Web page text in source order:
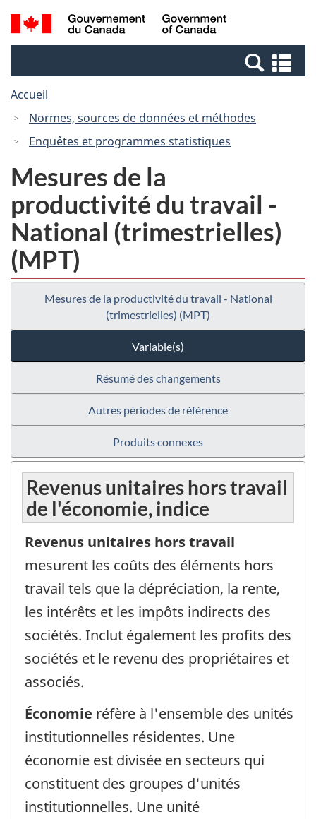
Passer
au
Passer
à
Canada
Recherche
et
et
Accueil
Normes, sources de données et méthodes
Enquêtes et programmes statistiques
Mesures de la
productivité du travail -
National (trimestrielles)
(MPT)
Mesures de la productivité du travail - National
(trimestrielles) (MPT)
Variable(s)
Résumé des changements
Autres périodes de référence
Produits connexes
Revenus unitaires hors travail
de l'économie, indice
Revenus unitaires hors travail
mesurent les coûts des éléments hors
travail tels que la dépréciation, la rente,
les intérêts et les impôts indirects des
sociétés. Inclut également les profits des
sociétés et le revenu des propriétaires et
associés.
Économie réfère à l'ensemble des unités
institutionnelles résidentes. Une
économie est divisée en secteurs qui
constituent des groupes d'unités
institutionnelles. Une unité